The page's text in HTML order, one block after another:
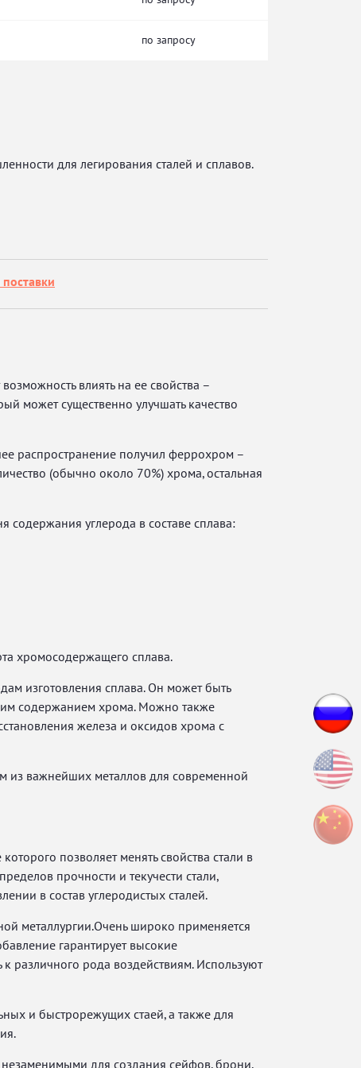
по запросу
для легирования сталей и сплавов.
влиять на ее свойства –
может существенно улучшать качество
распространение получил феррохром –
(обычно около 70%) хрома, остальная
содержания углерода в составе сплава:
хромосодержащего сплава.
изготовления сплава. Он может быть
содержанием хрома. Можно также
железа и оксидов хрома с
из важнейших металлов для современной
позволяет менять свойства стали в
прочности и текучести стали,
в состав углеродистых сталей.
металлургии.Очень широко применяется
гарантирует высокие
к различного рода воздействиям. Используют
и быстрорежущих стаей, а также для
для создания сейфов, брони,